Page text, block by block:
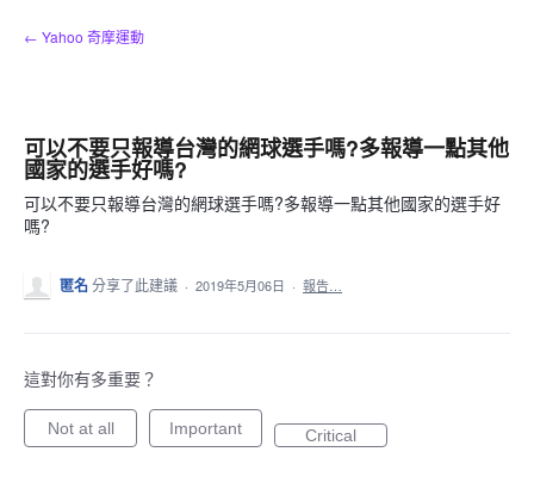
到
← Yahoo 奇摩運動
可以不要只報導台灣的網球選手嗎?多報導一點其他
國家的選手好嗎?
可以不要只報導台灣的網球選手嗎?多報導一點其他國家的選手好
嗎?
匿名分享了此建議 · 2019年5月06日 · 報告…
這對你有多重要？
Not at all Important Critical